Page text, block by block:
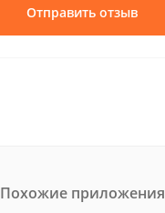
Отправить отзыв
Похожие приложения